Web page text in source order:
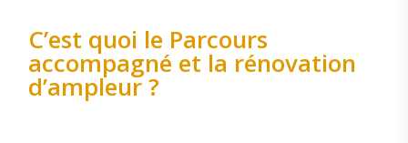
C’est quoi le Parcours
accompagné et la rénovation
d’ampleur ?